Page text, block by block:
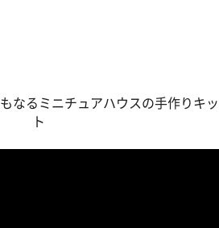
なるミニチュアハウスの手作りキッ
ト